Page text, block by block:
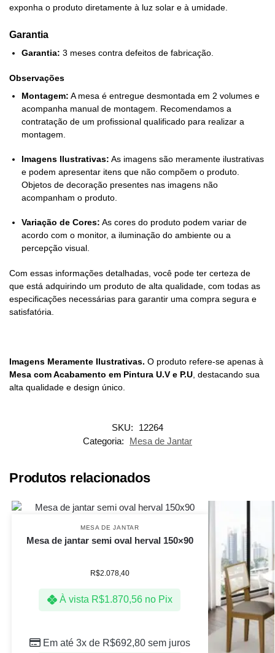
exponha o produto diretamente à luz solar e à umidade.
Garantia
Garantia: 3 meses contra defeitos de fabricação.
Observações
Montagem: A mesa é entregue desmontada em 2 volumes e
acompanha manual de montagem. Recomendamos a
contratação de um profissional qualificado para realizar a
montagem.
Imagens Ilustrativas: As imagens são meramente ilustrativas
e podem apresentar itens que não compõem o produto.
Objetos de decoração presentes nas imagens não
acompanham o produto.
Variação de Cores: As cores do produto podem variar de
acordo com o monitor, a iluminação do ambiente ou a
percepção visual.
Com essas informações detalhadas, você pode ter certeza de
que está adquirindo um produto de alta qualidade, com todas as
especificações necessárias para garantir uma compra segura e
satisfatória.
Imagens Meramente Ilustrativas. O produto refere-se apenas à
Mesa com Acabamento em Pintura U.V e P.U , destacando sua
alta qualidade e design único.
SKU:
12264
Categoria:
Mesa de Jantar
Produtos relacionados
MESA DE JANTAR
Mesa de jantar semi oval herval 150×90
R$2.078,40
À vista R$1.870,56 no Pix
Em até 3x de R$692,80sem juros